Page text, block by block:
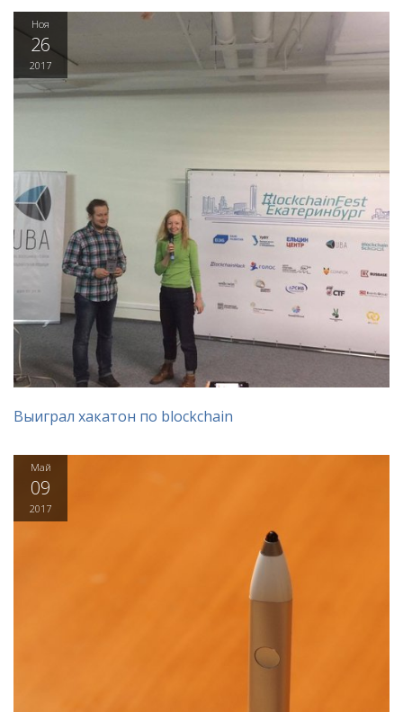
Ноя
26
2017
Выиграл хакатон по blockchain
Май
09
2017